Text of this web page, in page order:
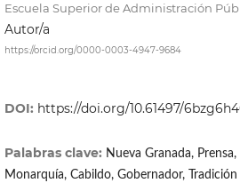
Escuela Superior de Administración
Autor/a
https://orcid.org/0000-0003-4947-9684
DOI: https://doi.org/10.61497/
Palabras clave: Nueva Granada,
Monarquía, Cabildo, Gobernador, Tradición